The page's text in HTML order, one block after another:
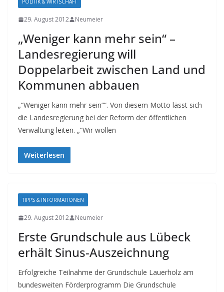
POLITIK & WIRTSCHAFT
29. August 2012 Neumeier
„Weniger kann mehr sein“ –
Landesregierung will
Doppelarbeit zwischen Land und
Kommunen abbauen
„“Weniger kann mehr sein““. Von diesem Motto lässt sich
die Landesregierung bei der Reform der öffentlichen
Verwaltung leiten. „“Wir wollen
Weiterlesen
TIPPS & INFORMATIONEN
29. August 2012 Neumeier
Erste Grundschule aus Lübeck
erhält Sinus-Auszeichnung
Erfolgreiche Teilnahme der Grundschule Lauerholz am
bundesweiten Förderprogramm Die Grundschule